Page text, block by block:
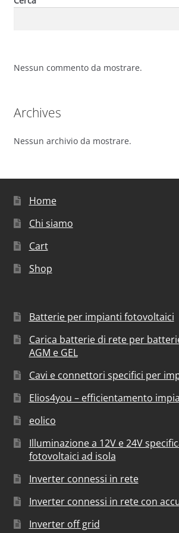
Nessun commento da mostrare.
Archives
Nessun archivio da mostrare.
Home
Chi siamo
Cart
Shop
Batterie per impianti fotovoltaici
Carica batterie di rete per
AGM e GEL
Cavi e connettori specifici per
Elios4you – efficientamento
eolico
Illuminazione a 12V e 24V
fotovoltaici ad isola
Inverter connessi in rete
Inverter connessi in rete con
Inverter off grid